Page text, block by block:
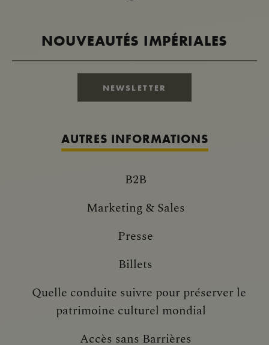
NOUVEAUTÉS IMPÉRIALES
NEWSLETTER
AUTRES INFORMATIONS
B2B
Marketing & Sales
Presse
Billets
Quelle conduite suivre pour préserver le
patrimoine culturel mondial
Accès sans Barrières